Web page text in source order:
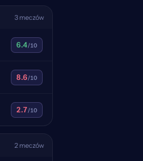
3 meczów
6.4/10
8.6/10
2.7/10
2 meczów